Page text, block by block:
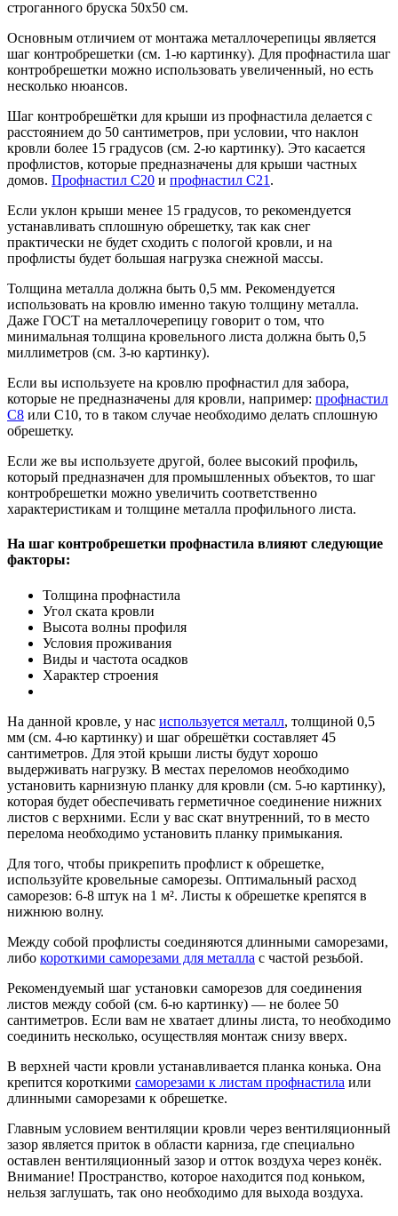
строганного бруска 50х50 см.
Основным отличием от монтажа металлочерепицы является
шаг контробрешетки (см. 1-ю картинку). Для профнастила шаг
контробрешетки можно использовать увеличенный, но есть
несколько нюансов.
Шаг контробрешётки для крыши из профнастила делается с
расстоянием до 50 сантиметров, при условии, что наклон
кровли более 15 градусов (см. 2-ю картинку). Это касается
профлистов, которые предназначены для крыши частных
домов. Профнастил С20 и профнастил С21 .
Если уклон крыши менее 15 градусов, то рекомендуется
устанавливать сплошную обрешетку, так как снег
практически не будет сходить с пологой кровли, и на
профлисты будет большая нагрузка снежной массы.
Толщина металла должна быть 0,5 мм. Рекомендуется
использовать на кровлю именно такую толщину металла.
Даже ГОСТ на металлочерепицу говорит о том, что
минимальная толщина кровельного листа должна быть 0,5
миллиметров (см. 3-ю картинку).
Если вы используете на кровлю профнастил для забора,
которые не предназначены для кровли, например: профнастил
С8 или С10, то в таком случае необходимо делать сплошную
обрешетку.
Если же вы используете другой, более высокий профиль,
который предназначен для промышленных объектов, то шаг
контробрешетки можно увеличить соответственно
характеристикам и толщине металла профильного листа.
На шаг контробрешетки профнастила влияют следующие
факторы:
Толщина профнастила
Угол ската кровли
Высота волны профиля
Условия проживания
Виды и частота осадков
Характер строения
На данной кровле, у нас используется металл, толщиной 0,5
мм (см. 4-ю картинку) и шаг обрешётки составляет 45
сантиметров. Для этой крыши листы будут хорошо
выдерживать нагрузку. В местах переломов необходимо
установить карнизную планку для кровли (см. 5-ю картинку),
которая будет обеспечивать герметичное соединение нижних
листов с верхними. Если у вас скат внутренний, то в место
перелома необходимо установить планку примыкания.
Для того, чтобы прикрепить профлист к обрешетке,
используйте кровельные саморезы. Оптимальный расход
саморезов: 6-8 штук на 1 м². Листы к обрешетке крепятся в
нижнюю волну.
Между собой профлисты соединяются длинными саморезами,
либо короткими саморезами для металла с частой резьбой.
Рекомендуемый шаг установки саморезов для соединения
листов между собой (см. 6-ю картинку) — не более 50
сантиметров. Если вам не хватает длины листа, то необходимо
соединить несколько, осуществляя монтаж снизу вверх.
В верхней части кровли устанавливается планка конька. Она
крепится короткими саморезами к листам профнастила или
длинными саморезами к обрешетке.
Главным условием вентиляции кровли через вентиляционный
зазор является приток в области карниза, где специально
оставлен вентиляционный зазор и отток воздуха через конёк.
Внимание! Пространство, которое находится под коньком,
нельзя заглушать, так оно необходимо для выхода воздуха.